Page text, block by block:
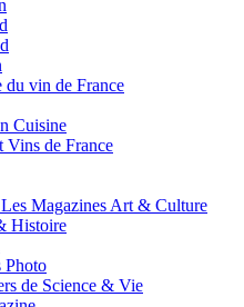
du vin de France
Cuisine
Vins de France
Magazines Art & Culture
Histoire
Photo
de Science & Vie